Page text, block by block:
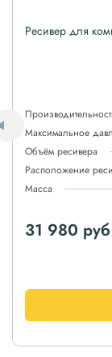
Ресивер для
Максимальное
Объём ресивера
Расположение
Масса
31 980 руб